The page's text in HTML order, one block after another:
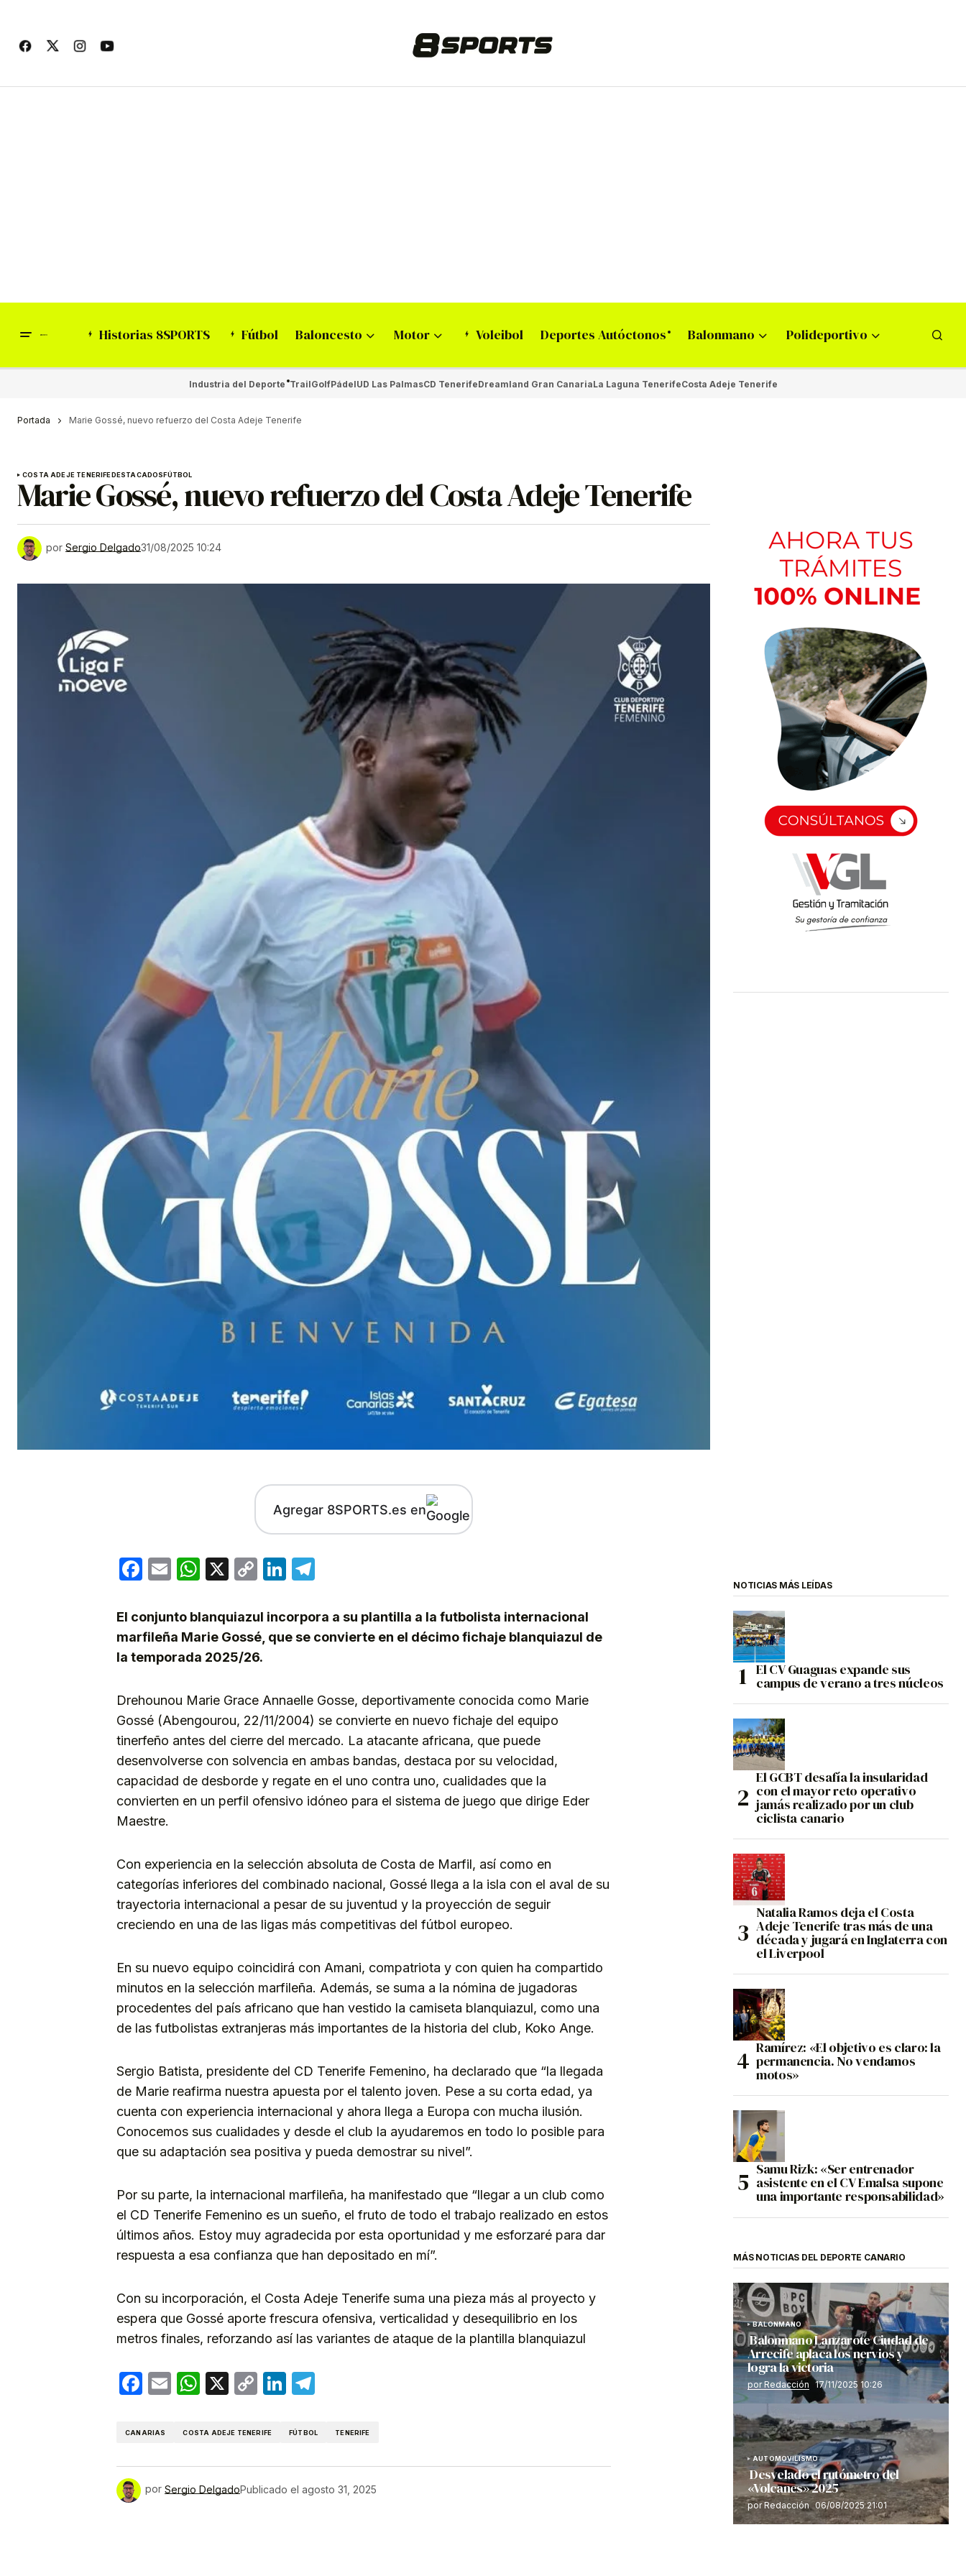
Historias 8SPORTS Fútbol Baloncesto Motor Voleibol Deportes Autóctonos Balonmano Polideportivo
Industria del Deporte TrailGolfPádelUD Las PalmasCD TenerifeDreamland Gran CanariaLa Laguna TenerifeCosta Adeje Tenerife
Portada Marie Gossé, nuevo refuerzo del Costa Adeje Tenerife
COSTA ADEJE TENERIFEDESTACADOSFÚTBOL
Marie Gossé, nuevo refuerzo del Costa Adeje Tenerife
por Sergio Delgado31/08/2025 10:24
Agregar 8SPORTS.es en
Facebook
EmailWhatsApp
X
CopyLinkedIn
El conjunto blanquiazul incorpora a su plantilla a la futbolista internacional
marfileña Marie Gossé, que se convierte en el décimo fichaje blanquiazul de
la temporada 2025/26.
Drehounou Marie Grace Annaelle Gosse, deportivamente conocida como Marie
Gossé (Abengourou, 22/11/2004) se convierte en nuevo fichaje del equipo
tinerfeño antes del cierre del mercado. La atacante africana, que puede
desenvolverse con solvencia en ambas bandas, destaca por su velocidad,
capacidad de desborde y regate en el uno contra uno, cualidades que la
convierten en un perfil ofensivo idóneo para el sistema de juego que dirige Eder
Maestre.
Con experiencia en la selección absoluta de Costa de Marfil, así como en
categorías inferiores del combinado nacional, Gossé llega a la isla con el aval de su
trayectoria internacional a pesar de su juventud y la proyección de seguir
creciendo en una de las ligas más competitivas del fútbol europeo.
En su nuevo equipo coincidirá con Amani, compatriota y con quien ha compartido
minutos en la selección marfileña. Además, se suma a la nómina de jugadoras
procedentes del país africano que han vestido la camiseta blanquiazul, como una
de las futbolistas extranjeras más importantes de la historia del club, Koko Ange.
Sergio Batista, presidente del CD Tenerife Femenino, ha declarado que “la llegada
de Marie reafirma nuestra apuesta por el talento joven. Pese a su corta edad, ya
cuenta con experiencia internacional y ahora llega a Europa con mucha ilusión.
Conocemos sus cualidades y desde el club la ayudaremos en todo lo posible para
que su adaptación sea positiva y pueda demostrar su nivel”.
Por su parte, la internacional marfileña, ha manifestado que “llegar a un club como
el CD Tenerife Femenino es un sueño, el fruto de todo el trabajo realizado en estos
últimos años. Estoy muy agradecida por esta oportunidad y me esforzaré para dar
respuesta a esa confianza que han depositado en mí”.
Con su incorporación, el Costa Adeje Tenerife suma una pieza más al proyecto y
espera que Gossé aporte frescura ofensiva, verticalidad y desequilibrio en los
metros finales, reforzando así las variantes de ataque de la plantilla blanquiazul
Facebook
EmailWhatsApp
X
CopyLinkedIn
CANARIAS COSTA ADEJE TENERIFE FÚTBOL TENERIFE
por Sergio DelgadoPublicado el agosto 31, 2025
NOTICIAS MÁS LEÍDAS
El CV Guaguas expande sus
campus de verano a tres núcleos
El GCBT desafía la insularidad
con el mayor reto operativo
jamás realizado por un club
ciclista canario
Natalia Ramos deja el Costa
Adeje Tenerife tras más de una
década y jugará en Inglaterra con
el Liverpool
Ramírez: «El objetivo es claro: la
permanencia. No vendamos
motos»
Samu Rizk: «Ser entrenador
asistente en el CV Emalsa supone
una importante responsabilidad»
MÁS NOTICIAS DEL DEPORTE CANARIO
BALONMANO
Balonmano Lanzarote Ciudad de
Arrecife aplaca los nervios y
logra la victoria
por Redacción 17/11/2025 10:26
AUTOMOVILISMO
Desvelado el rutómetro del
«Volcanes» 2025
por Redacción 06/08/2025 21:01